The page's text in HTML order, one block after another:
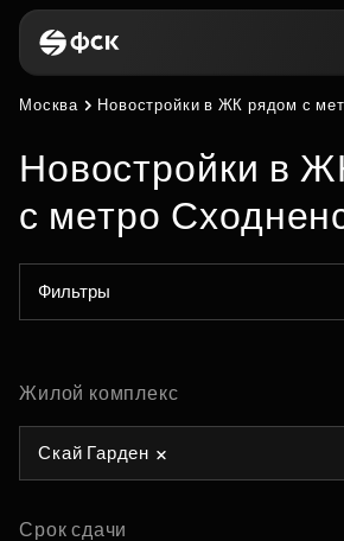
Москва Новостройки в ЖК рядом с
Новостройки в
с метро
Фильтры
Жилой комплекс
Скай Гарден
Срок сдачи